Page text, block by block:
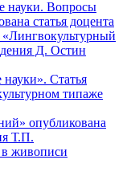
Статья
типаже